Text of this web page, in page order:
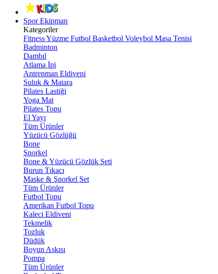
Spor Ekipman
Kategoriler
FitnessYüzme Futbol Basketbol Voleybol Masa Tenisi
Badminton
Dambıl
Atlama İpi
Antrenman Eldiveni
Suluk & Matara
Pilates Lastiği
Yoga Mat
Pilates Topu
El Yayı
Tüm Ürünler
Yüzücü Gözlüğü
Bone
Şnorkel
Bone & Yüzücü Gözlük Seti
Burun Tıkacı
Maske & Şnorkel Set
Tüm Ürünler
Futbol Topu
Amerikan Futbol Topu
Kaleci Eldiveni
Tekmelik
Tozluk
Düdük
Boyun Askısı
Pompa
Tüm Ürünler